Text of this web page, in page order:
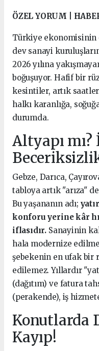
ÖZEL YORUM |
Türkiye ekonomisinin
dev sanayi
2026 yılına
boğuşuyor. Hafif bir
kesintiler, artık
halkı karanlığa,
durumda.
Altyapı
Gebze, Darıca,
tabloya artık "arıza"
Bu yaşananın adı;
konforu yerine kâr
iflasıdır. Sanayinin
hala modernize
şebekenin en ufak bir
edilemez. Yıllardır
(dağıtım) ve fatura
(perakende), iş
Konutlarda
Kayıp!